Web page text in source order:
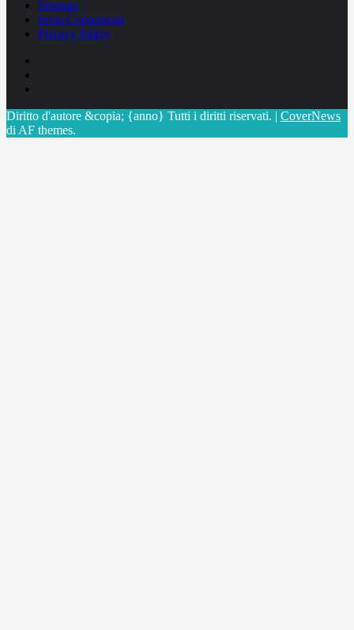
Sitemap
Invia Comunicati
Privacy Policy
Diritto d'autore &copia; {anno} Tutti i diritti riservati. | CoverNews
di AF themes.